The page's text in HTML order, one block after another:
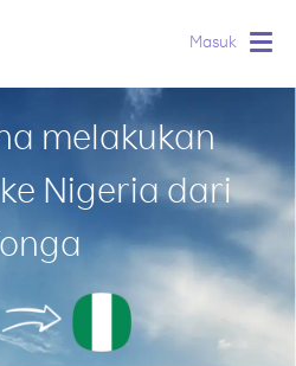
Masuk
melakukan
Nigeria dari